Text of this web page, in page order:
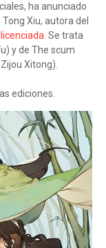
ha anunciado
Xiu, autora del
. Se trata
y de The scum
Xitong).
ediciones.